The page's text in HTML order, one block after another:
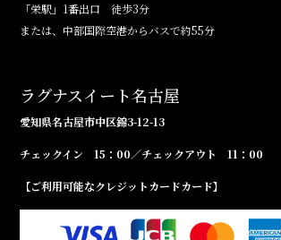
「栄駅」1番出口 徒歩3分
または、中部国際空港からバスで約55分
ラグナスイート名古屋
愛知県名古屋市中区錦3-12-13
チェックイン 15：00／チェックアウト 11：00
【ご利用可能なクレジットカードカード】